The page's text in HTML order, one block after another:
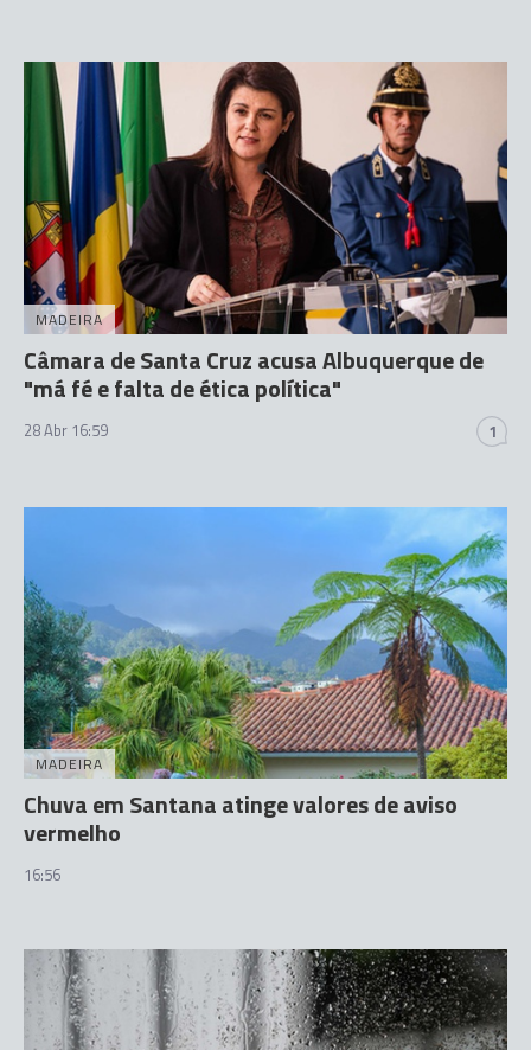
MADEIRA
Câmara de Santa Cruz acusa Albuquerque de
"má fé e falta de ética política"
28 Abr 16:59 1
MADEIRA
Chuva em Santana atinge valores de aviso
vermelho
16:56